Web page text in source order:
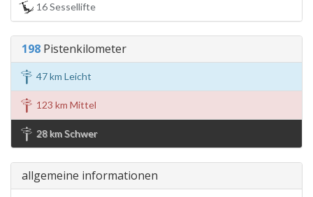
16 Sessellifte
198 Pistenkilometer
47 km Leicht
123 km Mittel
28 km Schwer
allgemeine informationen